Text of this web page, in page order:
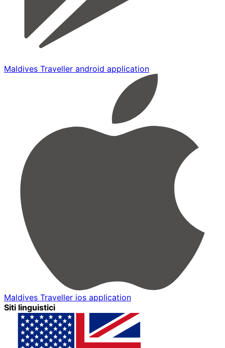
Maldives Traveller android application
Maldives Traveller ios application
Siti linguistici